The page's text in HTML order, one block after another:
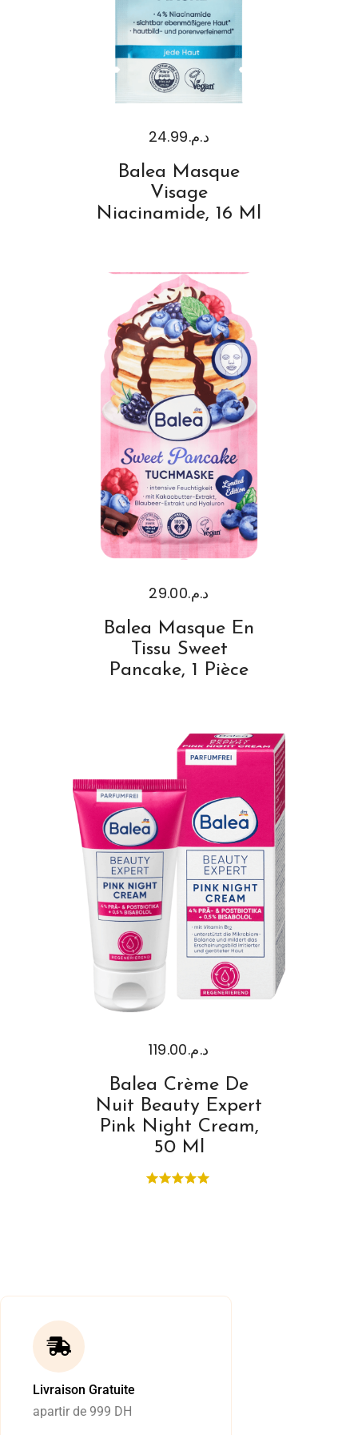
د.م.24.99
Balea Masque
Visage
Niacinamide, 16 Ml
د.م.29.00
Balea Masque En
Tissu Sweet
Pancake, 1 Pièce
د.م.119.00
Balea Crème De
Nuit Beauty Expert
Pink Night Cream,
50 Ml
Livraison Gratuite
apartir de 999 DH